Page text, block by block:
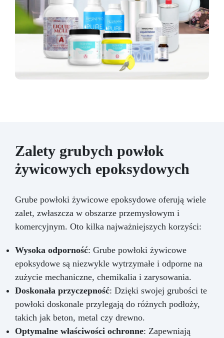
Zalety grubych powłok
żywicowych epoksydowych
Grube powłoki żywicowe epoksydowe oferują wiele
zalet, zwłaszcza w obszarze przemysłowym i
komercyjnym. Oto kilka najważniejszych korzyści:
Wysoka odporność: Grube powłoki żywicowe
epoksydowe są niezwykle wytrzymałe i odporne na
zużycie mechaniczne, chemikalia i zarysowania.
Doskonała przyczepność: Dzięki swojej grubości te
powłoki doskonale przylegają do różnych podłoży,
takich jak beton, metal czy drewno.
Optymalne właściwości ochronne: Zapewniają